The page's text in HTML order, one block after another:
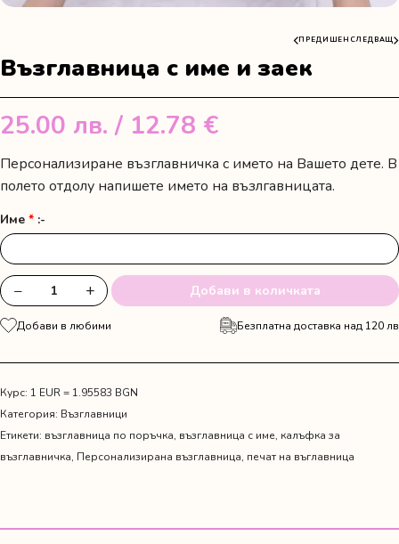
ПРЕДИШЕН СЛЕДВАЩ
Възглавница с име и заек
25.00 лв. / 12.78 €
Персонализиране възглавничка с името на Вашето дете. В
полето отдолу напишете името на възлгавницата.
Име * :-
количество
за
Възглавница
и
заек
− + Добави в количката
Добави в любими Безплатна доставка над 120 лв
Курс: 1 EUR = 1.95583 BGN
Категория: Възглавници
Етикети: възглавница по поръчка, възглавница с име, калъфка за
възглавничка, Персонализирана възглавница, печат на въглавница